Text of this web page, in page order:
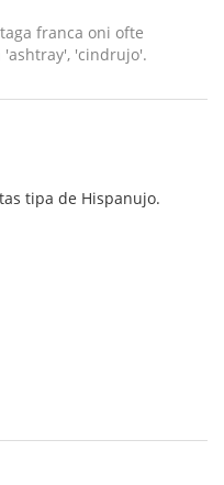
franca oni ofte
'ashtray', 'cindrujo'.
tipa de Hispanujo.